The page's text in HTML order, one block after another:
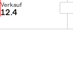
Verkauf
12.4